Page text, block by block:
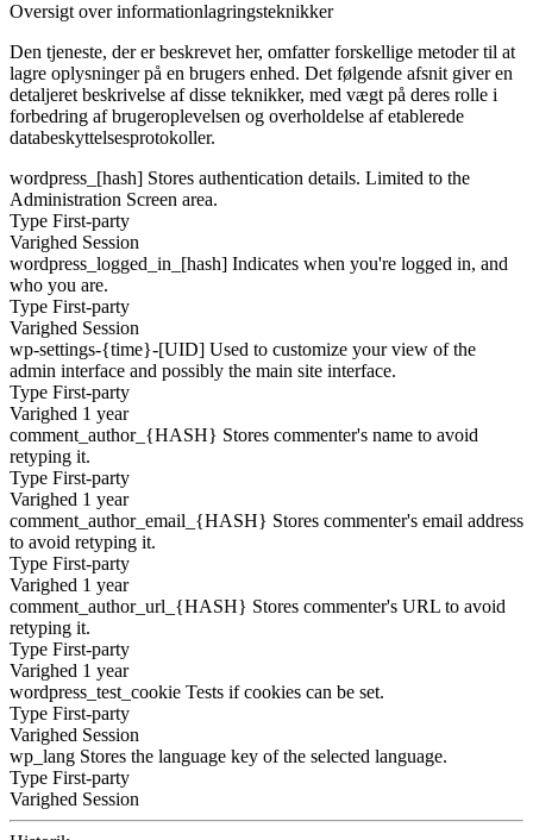
Oversigt over informationlagringsteknikker
Den tjeneste, der er beskrevet her, omfatter forskellige metoder til at
lagre oplysninger på en brugers enhed. Det følgende afsnit giver en
detaljeret beskrivelse af disse teknikker, med vægt på deres rolle i
forbedring af brugeroplevelsen og overholdelse af etablerede
databeskyttelsesprotokoller.
wordpress_[hash] Stores authentication details. Limited to the
Administration Screen area.
Type First-party
Varighed Session
wordpress_logged_in_[hash] Indicates when you're logged in, and
who you are.
Type First-party
Varighed Session
wp-settings-{time}-[UID] Used to customize your view of the
admin interface and possibly the main site interface.
Type First-party
Varighed 1 year
comment_author_{HASH} Stores commenter's name to avoid
retyping it.
Type First-party
Varighed 1 year
comment_author_email_{HASH} Stores commenter's email address
to avoid retyping it.
Type First-party
Varighed 1 year
comment_author_url_{HASH} Stores commenter's URL to avoid
retyping it.
Type First-party
Varighed 1 year
wordpress_test_cookie Tests if cookies can be set.
Type First-party
Varighed Session
wp_lang Stores the language key of the selected language.
Type First-party
Varighed Session